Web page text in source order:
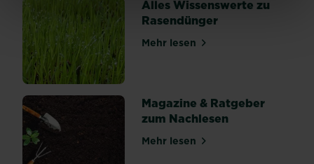
in
deine
Beete
und
machen
sich
über
deine
Pflanzen
und
Alles Wissenswerte zu
Rasendünger
Mehr lesenüber Alles Wissenswerte
Magazine & Ratgeber
zum Nachlesen
Mehr lesenüber Magazine & Ratgeber